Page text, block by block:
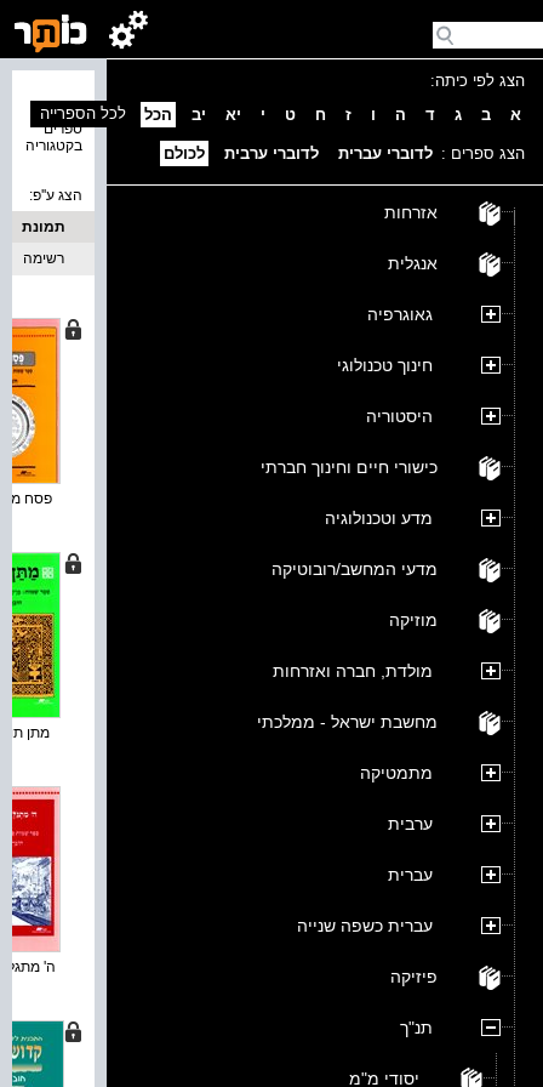
הצג לפי כיתה:
א
ב ג ד ה ו ז ח ט י יא יב הכל
הצג ספרים : לדוברי עברית לדוברי ערבית לכולם
אזרחות
אנגלית
גאוגרפיה
חינוך טכנולוגי
היסטוריה
כישורי חיים וחינוך חברתי
מדע וטכנולוגיה
מדעי המחשב/רובוטיקה
מוזיקה
מולדת, חברה ואזרחות
מחשבת ישראל - ממלכתי
מתמטיקה
ערבית
עברית
עברית כשפה שנייה
פיזיקה
תנ"ך
יסודי מ"מ
ספרים
בקטגוריה
לכל הספרייה
הצג ע''פ:
תמונת
כריכה
רשימה
פסח
מתן
ה'